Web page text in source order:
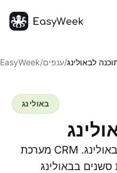
EasyWeek/ענפים/לבאולינג
מערכת CRM פשוטה לניהול יעיל של מרכז באולינג.
באולינג